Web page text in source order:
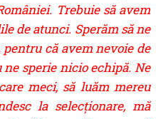
Trebuie să avem
de atunci. Sperăm să ne
că avem nevoie de
sperie nicio echipă. Ne
meci, să luăm mereu
la selecționare, mă